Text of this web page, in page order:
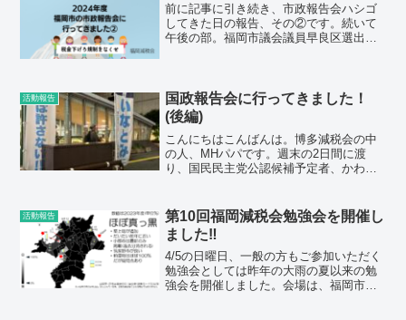
前に記事に引き続き、市政報告会ハシゴ
してきた日の報告、その②です。続いて
午後の部。福岡市議会議員早良区選出、
合流して、3人で行って...
活動報告
国政報告会に行ってきました！
(後編)
こんにちはこんばんは。博多減税会の中
の人、MHパパです。週末の2日間に渡
り、国民民主党公認候補予定者、かわも
報告会に参加してきました。今回はその
続き、後編です。前編はこ...
活動報告
第10回福岡減税会勉強会を開催し
ました‼️
4/5の日曜日、一般の方もご参加いただく
勉強会としては昨年の大雨の夏以来の勉
強会を開催しました。会場は、福岡市の